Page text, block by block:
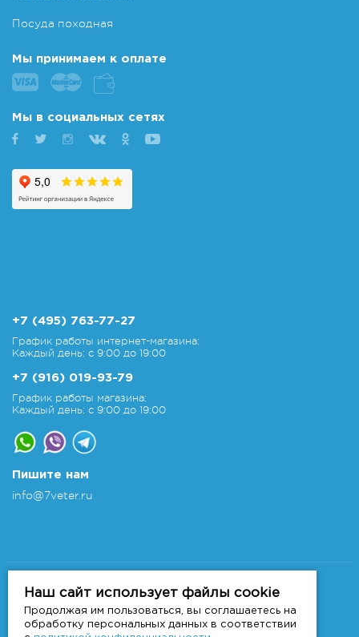
Посуда походная
Мы принимаем к оплате
Мы в социальных сетях
+7 (495) 763-77-27
График работы интернет-магазина:
Каждый день: с 9:00 до 19:00
+7 (916) 019-93-79
График работы магазина:
Каждый день: с 9:00 до 19:00
Пишите нам
info@7veter.ru
Интернет-магазин "На Семи Ветрах". Все права
Информация не является публичной офертой, которая
определяется
Наш сайт использует файлы cookie
Продолжая им пользоваться, вы соглашаетесь на
обработку персональных данных в соответствии